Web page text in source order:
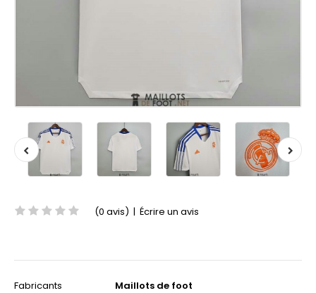
(0 avis) | Écrire un avis
Fabricants
Maillots de foot